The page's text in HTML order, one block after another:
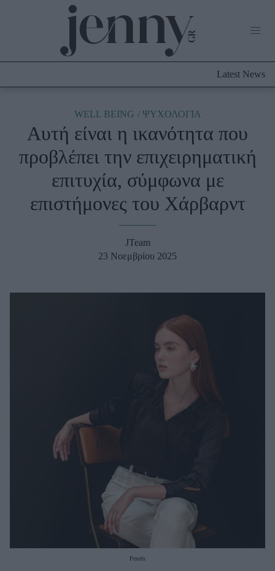
Culture
Fashion
Shopping
Styling Tips
Woman Power
Latest News
WELL BEING ΨΥΧΟΛΟΓΙΑ
Αυτή είναι η ικανότητα που
προβλέπει την επιχειρηματική
επιτυχία, σύμφωνα με
επιστήμονες του Χάρβαρντ
JTeam
23 Νοεμβρίου 2025
Pexels